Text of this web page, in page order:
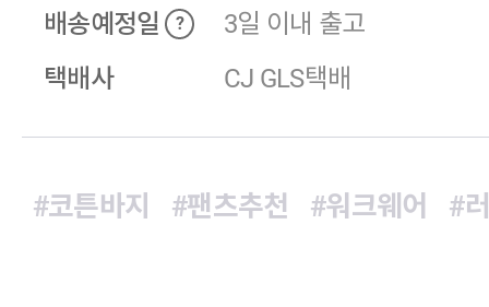
배송예정일
?
3일 이내 출고
택배사
CJ GLS택배
#코튼바지 #팬츠추천 #워크웨어 #